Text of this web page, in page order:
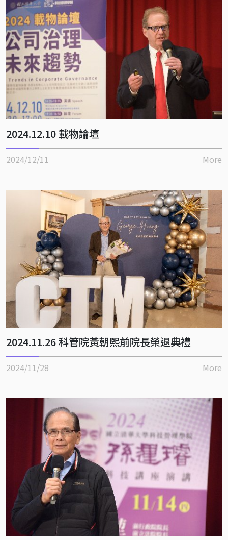
2024.12.10 載物論壇
2024/12/11 More
2024.11.26 科管院黃朝熙前院長榮退典禮
2024/11/28 More